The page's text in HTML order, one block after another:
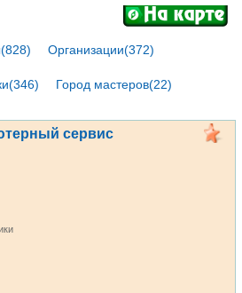
Организации(372)
Город мастеров(22)
сервис